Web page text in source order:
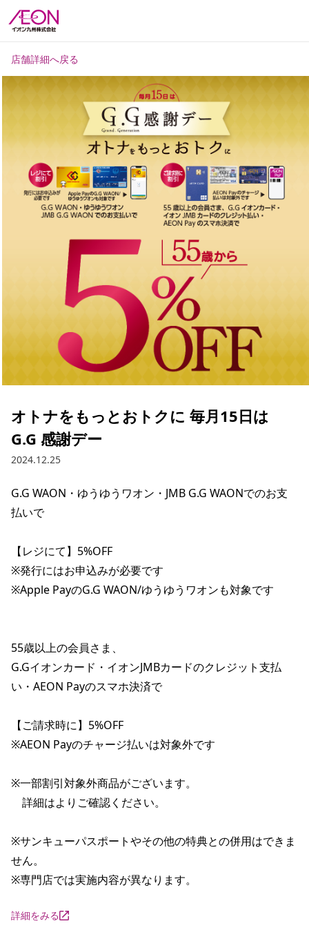
店舗詳細へ戻る
オトナをもっとおトクに 毎月15日は
G.G 感謝デー
2024.12.25
G.G WAON・ゆうゆうワオン・JMB G.G WAONでのお支
払いで
【レジにて】5%OFF
※発行にはお申込みが必要です
※Apple PayのG.G WAON/ゆうゆうワオンも対象です
55歳以上の会員さま、
G.Gイオンカード・イオンJMBカードのクレジット支払
い・AEON Payのスマホ決済で
【ご請求時に】5%OFF
※AEON Payのチャージ払いは対象外です
※一部割引対象外商品がございます。
詳細はよりご確認ください。
※サンキューパスポートやその他の特典との併用はできま
せん。
※専門店では実施内容が異なります。
詳細をみる